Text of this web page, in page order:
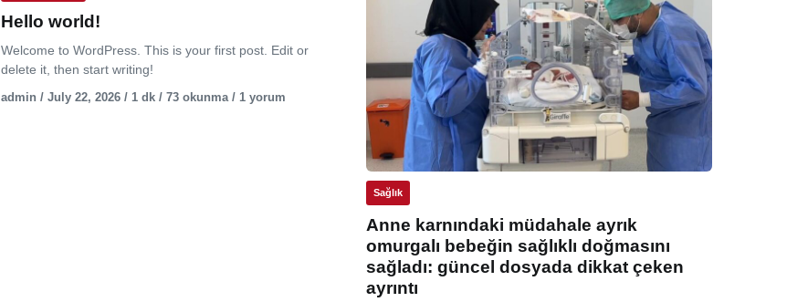
Hello world!
Welcome to WordPress. This is your first post. Edit or
delete it, then start writing!
admin / July 22, 2026 / 1 dk / 73 okunma / 1 yorum
Sağlık
Anne karnındaki müdahale ayrık
omurgalı bebeğin sağlıklı doğmasını
sağladı: güncel dosyada dikkat çeken
ayrıntı